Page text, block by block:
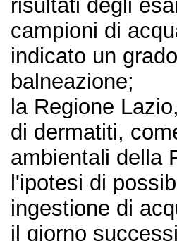
risultati degli
campioni di
indicato un
balneazione;
la Regione
di dermatiti,
ambientali della
l'ipotesi di
ingestione di
il giorno